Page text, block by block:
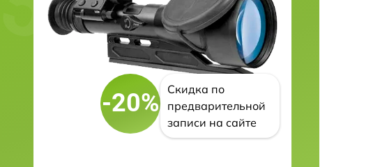
-20%
Скидка по
предварительной
записи на сайте